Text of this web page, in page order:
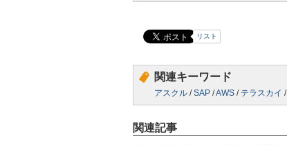
リスト
関連キーワード
アスクル /SAP /AWS / テラスカイ /
関連記事